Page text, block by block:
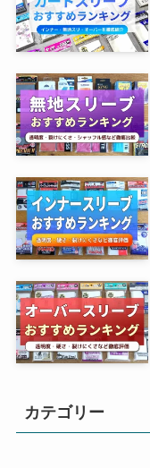
カテゴリー